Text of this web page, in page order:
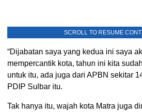
SCROLL TO RESUME
“Dijabatan saya yang kedua ini saya
mempercantik kota, tahun ini kita
untuk itu, ada juga dari APBN sekitar
PDIP Sulbar itu.
Tak hanya itu, wajah kota Matra juga